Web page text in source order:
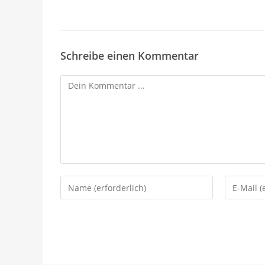
Schreibe einen Kommentar
Kommentieren
Gib
deinen
Gib
deine